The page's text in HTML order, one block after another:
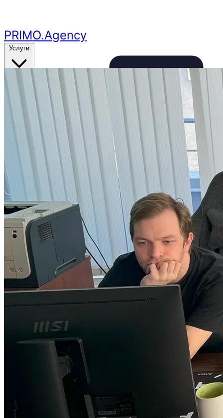
34+ проектов
· средний рост x3
О нас БлогОтзывы Вакансии Контакты
PRIMO.Agency
Кейсы Цены Бесплатный аудит 24ч
Получить аудит